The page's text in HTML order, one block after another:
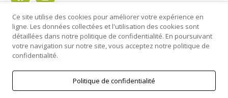
© 2026 Commune de Clos du Doubs | Développé par
Ce site utilise des cookies pour améliorer votre expérience en
ligne. Les données collectées et l'utilisation des cookies sont
détaillées dans notre politique de confidentialité. En poursuivant
votre navigation sur notre site, vous acceptez notre politique de
confidentialité.
Politique de confidentialité